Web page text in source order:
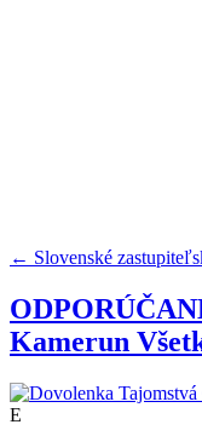
← Slovenské
Kamerun
E